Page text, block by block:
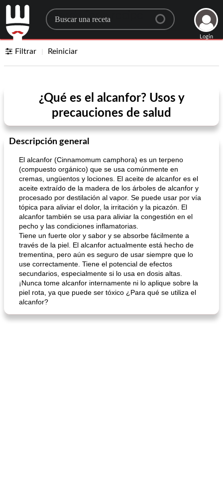
Search for a recipe
Login
Filtrar Reiniciar
¿Qué es el alcanfor? Usos y
precauciones de salud
Descripción general
El alcanfor (Cinnamomum camphora) es un terpeno
(compuesto orgánico) que se usa comúnmente en
cremas, ungüentos y lociones. El aceite de alcanfor es el
aceite extraído de la madera de los árboles de alcanfor y
procesado por destilación al vapor. Se puede usar por vía
tópica para aliviar el dolor, la irritación y la picazón. El
alcanfor también se usa para aliviar la congestión en el
pecho y las condiciones inflamatorias.
Tiene un fuerte olor y sabor y se absorbe fácilmente a
través de la piel. El alcanfor actualmente está hecho de
trementina, pero aún es seguro de usar siempre que lo
use correctamente. Tiene el potencial de efectos
secundarios, especialmente si lo usa en dosis altas.
¡Nunca tome alcanfor internamente ni lo aplique sobre la
piel rota, ya que puede ser tóxico ¿Para qué se utiliza el
alcanfor?